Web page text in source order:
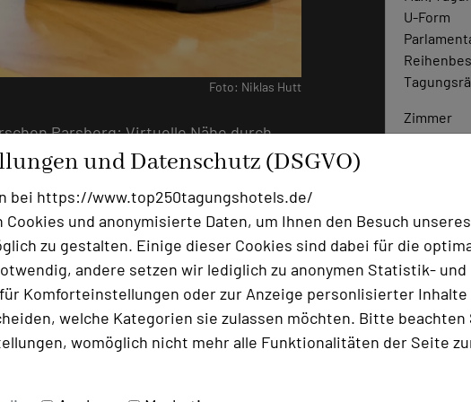
und Datenschutz (DSGVO)
bei https://www.top250tagungshotels.de/
und anonymisierte Daten, um Ihnen den Besuch
zu gestalten. Einige dieser Cookies sind dabei für die
andere setzen wir lediglich zu anonymen Statistik- und
Komforteinstellungen oder zur Anzeige personlisierter Inhalte
welche Kategorien sie zulassen möchten. Bitte beachten
womöglich nicht mehr alle Funktionalitäten der Seite
Foto: Niklas Hutt
Parsberg: Virtuelle Nähe durch
Ab sofort bieten wir unseren Gästen die
und Events im Hotel
sind mit erstklassiger
um eine nahtlose Kommunikation
haben oder sich mit Ihren Liebsten
bieten Ihnen eine
Anliegen zu besprechen. Erleben Sie
auch digital, während Sie
U-Form
Zimmer
Seminar,